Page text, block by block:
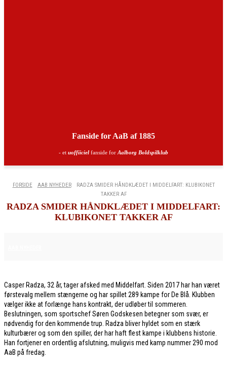
Fanside for AaB af 1885
- et uoffiiciel fanside for Aalborg Boldspilklub
FORSIDE AAB NYHEDER
RADZA SMIDER HÅNDKLÆDET I MIDDELFART: KLUBIKONET
TAKKER AF
RADZA SMIDER HÅNDKLÆDET I MIDDELFART:
KLUBIKONET TAKKER AF
Casper Radza, 32 år, tager afsked med Middelfart. Siden 2017 har han været
førstevalg mellem stængerne og har spillet 289 kampe for De Blå. Klubben
vælger ikke at forlænge hans kontrakt, der udløber til sommeren.
Beslutningen, som sportschef Søren Godskesen betegner som svær, er
nødvendig for den kommende trup. Radza bliver hyldet som en stærk
kulturbærer og som den spiller, der har haft flest kampe i klubbens historie.
Han fortjener en ordentlig afslutning, muligvis med kamp nummer 290 mod
AaB på fredag.